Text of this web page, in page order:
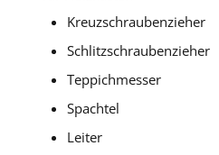
Kreuzschraubenzieher
Schlitzschraubenzieher
Teppichmesser
Spachtel
Leiter